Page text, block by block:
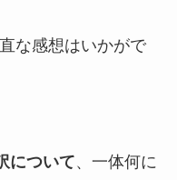
な感想はいかがで
について、一体何に